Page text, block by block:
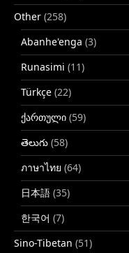
Other (258)
Abanhe'enga (3)
Runasimi (11)
Türkçe (22)
ქართული (59)
తెలుగు (58)
ภาษาไทย (64)
日本語 (35)
한국어 (7)
Sino-Tibetan (51)